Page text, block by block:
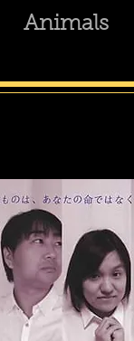
Animals